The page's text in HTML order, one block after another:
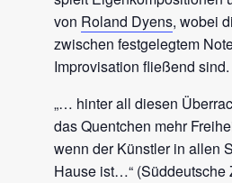
von Roland Dyens, wobei
zwischen festgelegtem
Improvisation fließend sind.
„… hinter all diesen
das Quentchen mehr
wenn der Künstler in allen
Hause ist…“ (Süddeutsche